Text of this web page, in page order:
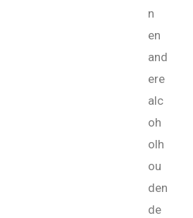
n
en
and
ere
alc
oh
olh
ou
den
de